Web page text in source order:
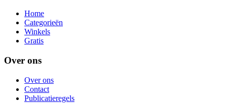
Home
Categorieën
Winkels
Gratis
Over ons
Over ons
Contact
Publicatieregels